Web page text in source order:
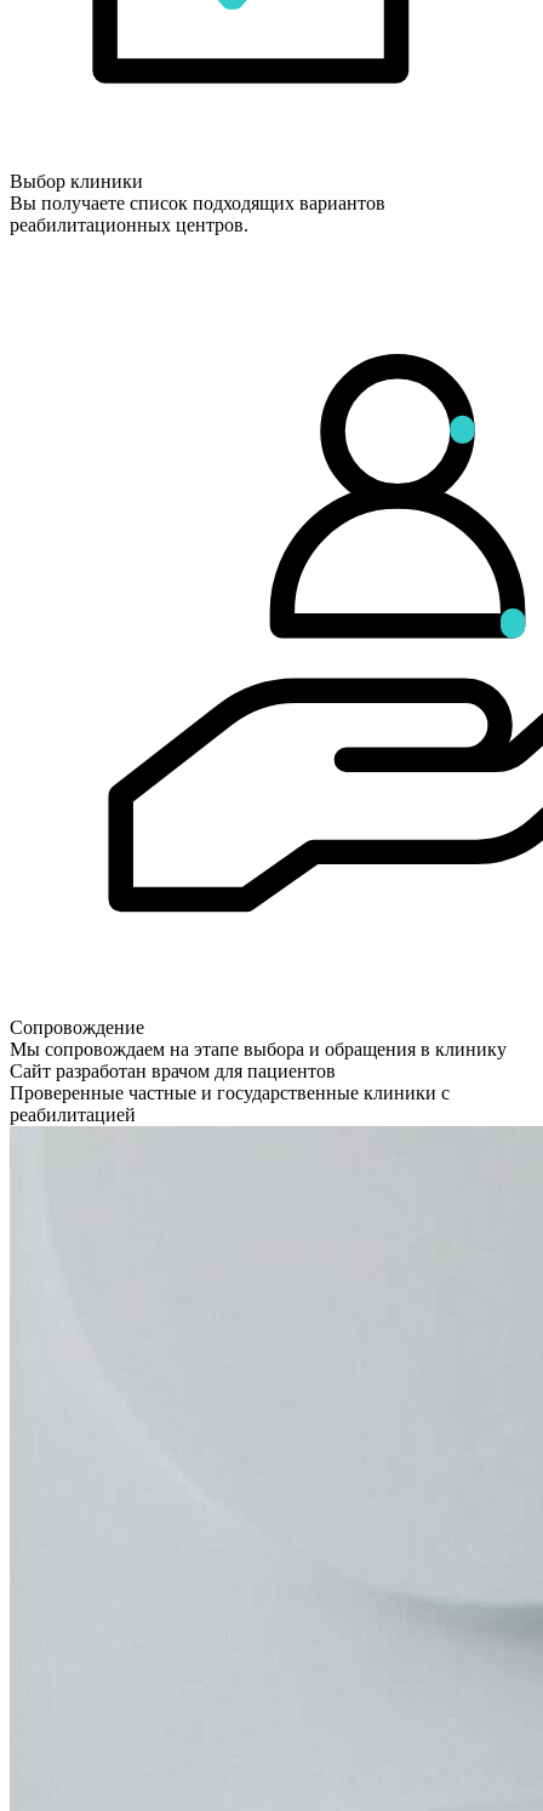
Выбор клиники
Вы получаете список подходящих вариантов
реабилитационных центров.
Сопровождение
Мы сопровождаем на этапе выбора и обращения в клинику
Сайт разработан врачом для пациентов
Проверенные частные и государственные клиники с
реабилитацией